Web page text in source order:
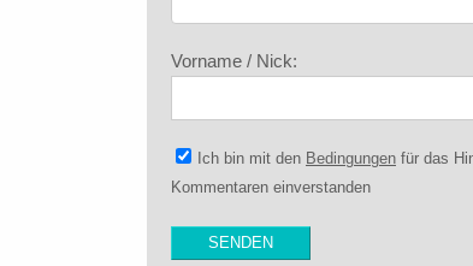
Vorname / Nick:
Ich bin mit den Bedingungen für das
Kommentaren einverstanden